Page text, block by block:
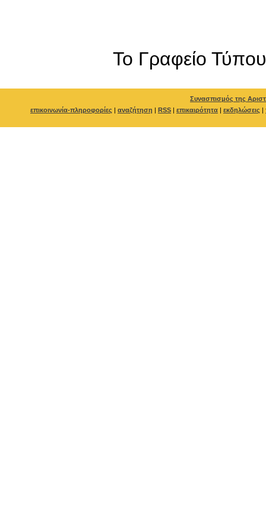
To Γραφείο Τύπου
Συνασπισμός της
επικοινωνία-πληροφορίες | αναζήτηση | RSS | επικαιρότητα | εκδηλώσεις |